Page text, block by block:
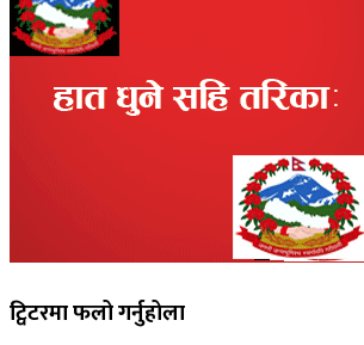
ट्विटरमा फलो गर्नुहोला